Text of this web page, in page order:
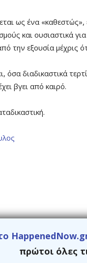
ως ένα
και ουσιαστικά
την εξουσία μέχρις
όσα διαδικαστικά
βγει από καιρό.
πρώτοι όλες